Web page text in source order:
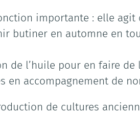
importante : elle
butiner en automne en
de l’huile pour en faire
en accompagnement de
de cultures